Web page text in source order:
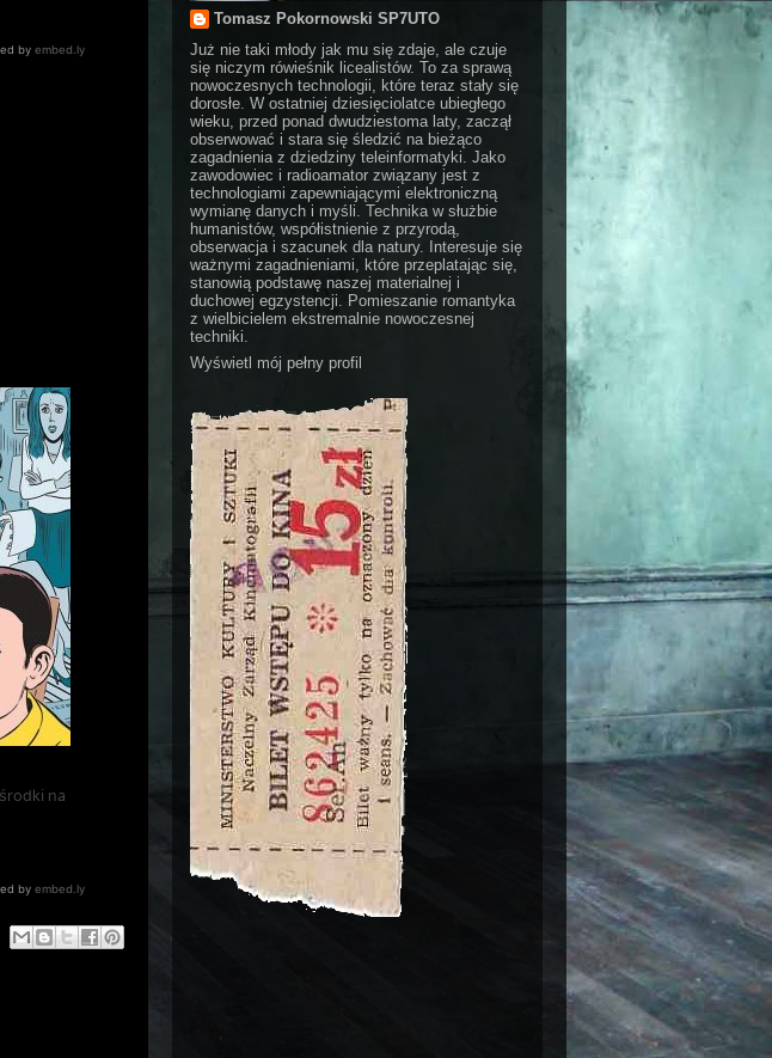
Tomasz Pokornowski SP7UTO
Już nie taki młody jak mu się zdaje, ale czuje
się niczym rówieśnik licealistów. To za sprawą
nowoczesnych technologii, które teraz stały się
dorosłe. W ostatniej dziesięciolatce ubiegłego
wieku, przed ponad dwudziestoma laty, zaczął
obserwować i stara się śledzić na bieżąco
zagadnienia z dziedziny teleinformatyki. Jako
zawodowiec i radioamator związany jest z
technologiami zapewniającymi elektroniczną
wymianę danych i myśli. Technika w służbie
humanistów, współistnienie z przyrodą,
obserwacja i szacunek dla natury. Interesuje się
ważnymi zagadnieniami, które przeplatając się,
stanowią podstawę naszej materialnej i
duchowej egzystencji. Pomieszanie romantyka
z wielbicielem ekstremalnie nowoczesnej
techniki.
Wyświetl mój pełny profil